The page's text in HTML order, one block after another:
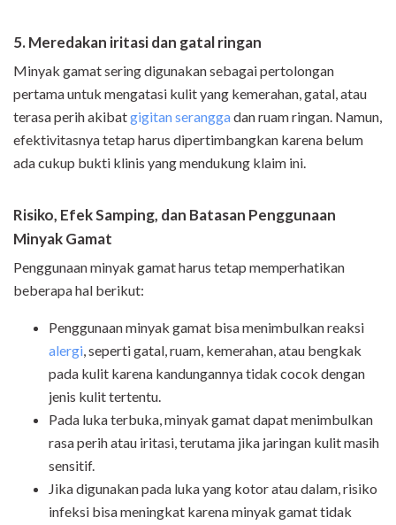
5. Meredakan iritasi dan gatal ringan
Minyak gamat sering digunakan sebagai pertolongan
pertama untuk mengatasi kulit yang kemerahan, gatal, atau
terasa perih akibatgigitan seranggadan ruam ringan. Namun,
efektivitasnya tetap harus dipertimbangkan karena belum
ada cukup bukti klinis yang mendukung klaim ini.
Risiko, Efek Samping, dan Batasan Penggunaan
Minyak Gamat
Penggunaan minyak gamat harus tetap memperhatikan
beberapa hal berikut:
Penggunaan minyak gamat bisa menimbulkan reaksi
alergi, seperti gatal, ruam, kemerahan, atau bengkak
pada kulit karena kandungannya tidak cocok dengan
jenis kulit tertentu.
Pada luka terbuka, minyak gamat dapat menimbulkan
rasa perih atau iritasi, terutama jika jaringan kulit masih
sensitif.
Jika digunakan pada luka yang kotor atau dalam, risiko
infeksi bisa meningkat karena minyak gamat tidak